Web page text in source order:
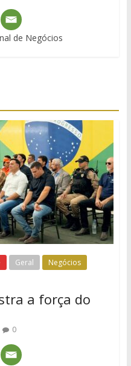
de Negócios
Geral
Negócios
a força do
0